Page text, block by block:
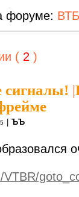
форуме: ВТБ
( 2 )
сигналы! |
ЪЪ
VTBR/